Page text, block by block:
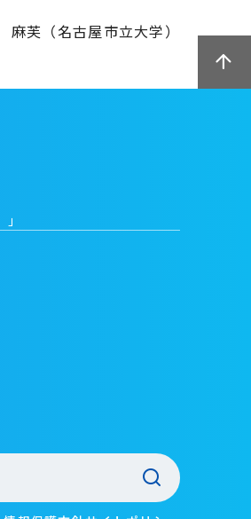
芙（名古屋市立大学）